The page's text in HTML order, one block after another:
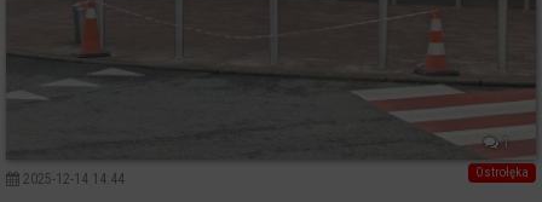
1
Ostrołęka
2025-12-14 14:44